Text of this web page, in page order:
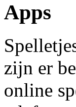
Apps
zijn er
online